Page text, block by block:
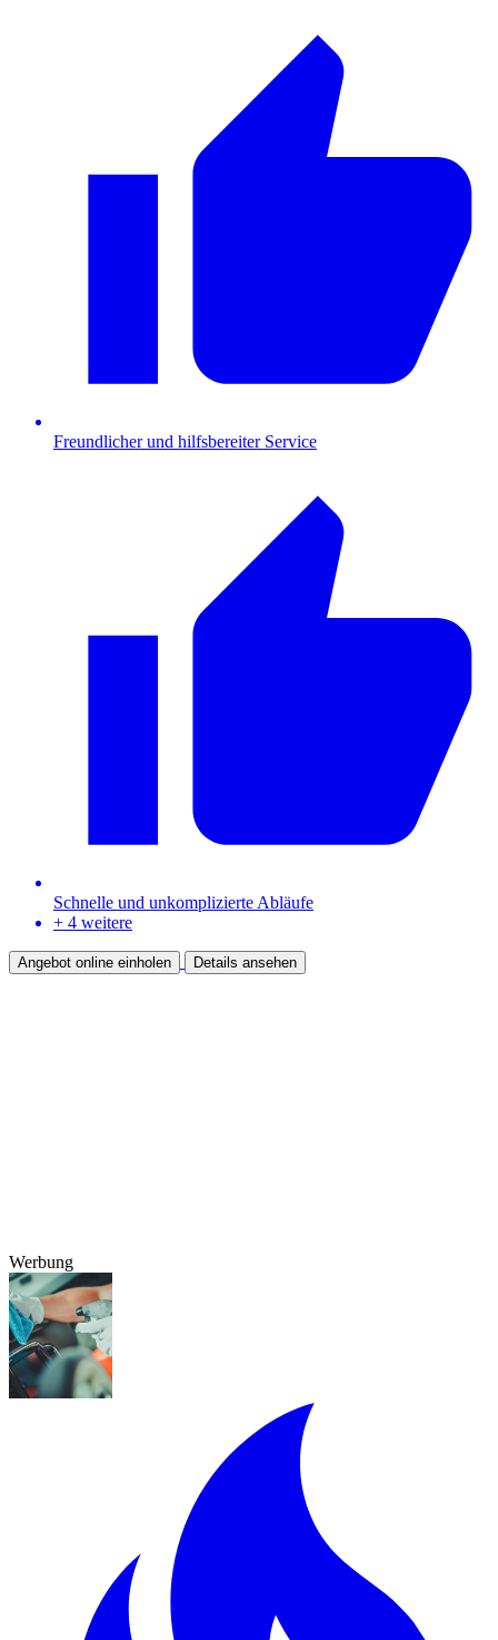
Freundlicher und hilfsbereiter Service
Schnelle und unkomplizierte Abläufe
+ 4 weitere
Angebot online einholen Details ansehen
Werbung